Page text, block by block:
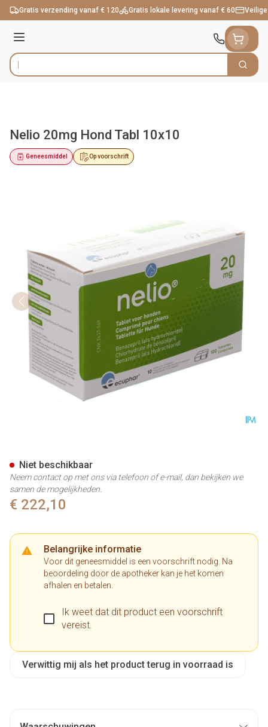
Ga naar de inhoud
Gratis verzending vanaf € 120 Gratis lokale levering vanaf € 60
Menu
Product, merk, categorie... Zoek
Nelio 20mg Hond Tabl 10x10
Op voorschrift
Geneesmiddel
€ 222,10
Belangrijke informatie
Voor dit geneesmiddel is een voorschrift nodig. Na
beoordeling door de apotheker kan je het komen
afhalen en betalen.
Ik weet dat dit product een voorschrift
vereist.
Verwittig mij als het product terug in voorraad is
Niet beschikbaar
Neem contact op met ons via telefoon of e-mail, dan bekijken we
samen de mogelijkheden.